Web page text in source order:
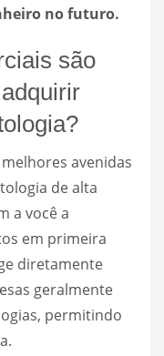
no futuro.
são
avenidas
de alta
a você a
em primeira
diretamente
geralmente
permitindo